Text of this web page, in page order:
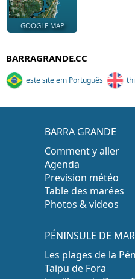
GOOGLE MAP
BARRAGRANDE.CC
este site em Português
BARRA GRANDE
Comment y aller
Agenda
Prevision météo
Table des marées
Photos & videos
PÉNINSULE DE
Les plages de la
Taipu de Fora